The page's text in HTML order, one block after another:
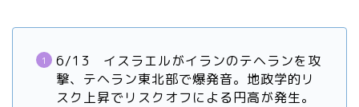
6/13 イスラエルがイランのテヘランを攻
撃、テヘラン東北部で爆発音。地政学的リ
スク上昇でリスクオフによる円高が発生。